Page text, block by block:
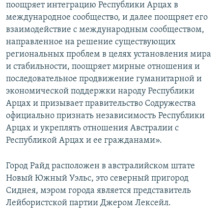
поощряет интеграцию Республики Арцах в
международное сообщество, и далее поощряет его
взаимодействие с международным сообществом,
направленное на решение существующих
региональных проблем в целях установления мира
и стабильности, поощряет мирные отношения и
последовательное продвижение гуманитарной и
экономической поддержки народу Республики
Арцах и призывает правительство Содружества
официально признать независимость Республики
Арцах и укреплять отношения Австралии с
Республикой Арцах и ее гражданами».
Город Райд расположен в австралийском штате
Новый Южный Уэльс, это северный пригород
Сиднея, мэром города является представитель
Лейбористской партии Джером Лексейл.